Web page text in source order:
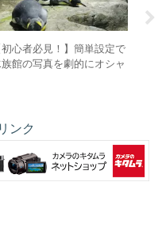
ピークデザイン 『エブリデ
イスリング 6L』レビュー
ンク